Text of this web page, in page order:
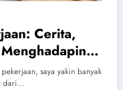
Cerita,
saya yakin banyak
dari…